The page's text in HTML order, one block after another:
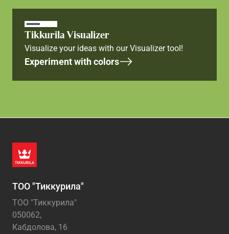
Tikkurila Visualizer
Visualize your ideas with our Visualizer tool!
Experiment with colors
ТОО "Тиккурила"
ТОО "Тиккурила"
050062,
Кабдолова, 16